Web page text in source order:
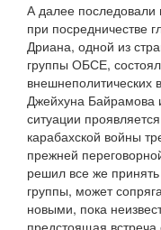
А далее
при
Дриана, одной из
группы ОБСЕ,
внешнеполитических
Джейхуна Байрамова
ситуации
карабахской войны
прежней
решил все же
группы, может
новыми, пока